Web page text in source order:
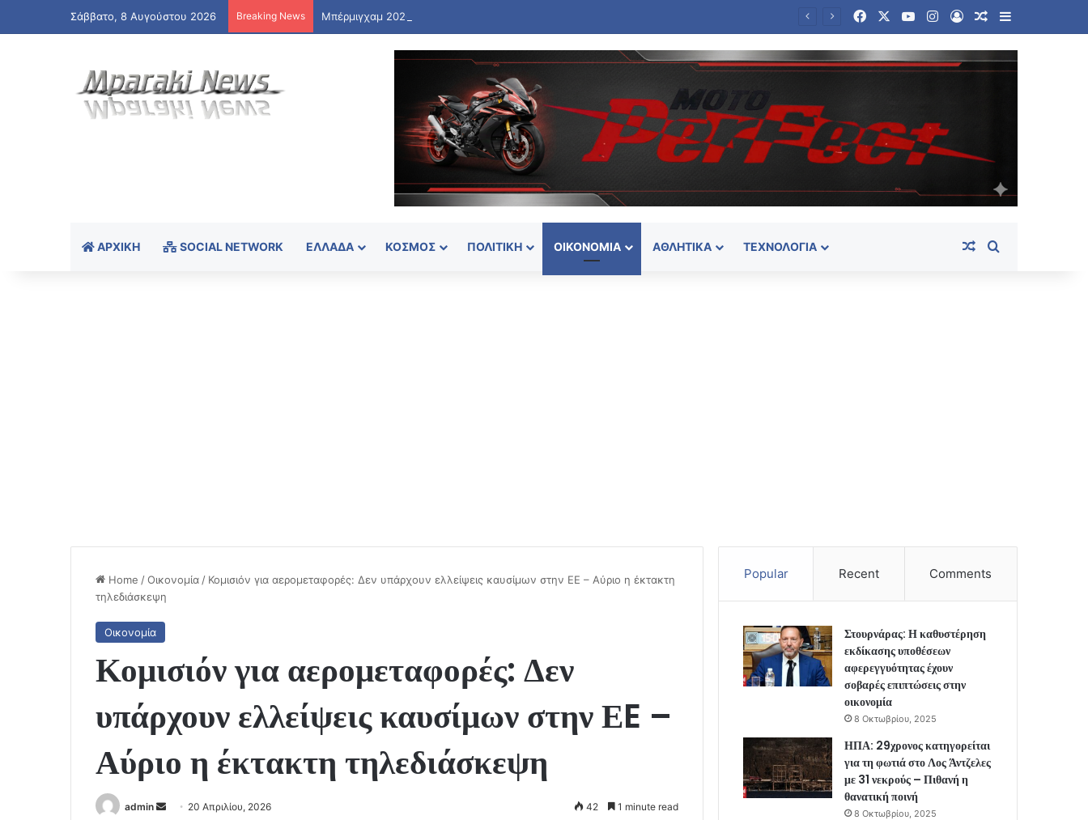
Σάββατο, 8 Αυγούστου 2026 Breaking News Μπέρμιγχαμ 2026: Οι ελληνικές συμμετοχές στο Ευρωπαϊκό Πρωτάθλημα Στίβου FacebookYouTubeInstagram
Log InRandom Article
Sidebar
ΑΡΧΙΚΉ SOCIAL NETWORK ΕΛΛΆΔΑ ΚΌΣΜΟΣ ΠΟΛΙΤΙΚΉ ΟΙΚΟΝΟΜΊΑ ΑΘΛΗΤΙΚΆ ΤΕΧΝΟΛΟΓΊΑ Random Article
Home /Οικονομία / Κομισιόν για αερομεταφορές: Δεν υπάρχουν ελλείψεις καυσίμων στην ΕE – Αύριο η έκτακτη
τηλεδιάσκεψη
Οικονομία
Κομισιόν για αερομεταφορές: Δεν
υπάρχουν ελλείψεις καυσίμων στην ΕE –
Αύριο η έκτακτη τηλεδιάσκεψη
admin
Send 20 Απριλίου, 2026 42 1 minute read
Popular Recent Comments
Στουρνάρας: Η καθυστέρηση
εκδίκασης υποθέσεων
αφερεγγυότητας έχουν
σοβαρές επιπτώσεις στην
οικονομία
8 Οκτωβρίου, 2025
ΗΠΑ: 29χρονος κατηγορείται
για τη φωτιά στο Λος Άντζελες
με 31 νεκρούς – Πιθανή η
θανατική ποινή
8 Οκτωβρίου, 2025